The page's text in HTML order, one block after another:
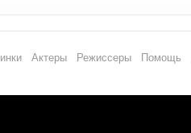
Актеры Режиссеры Помощь